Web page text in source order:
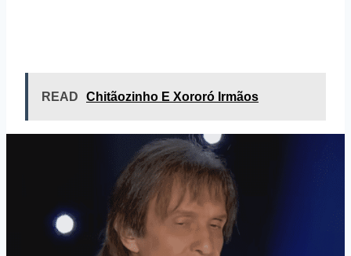
READ Chitãozinho E Xororó Irmãos